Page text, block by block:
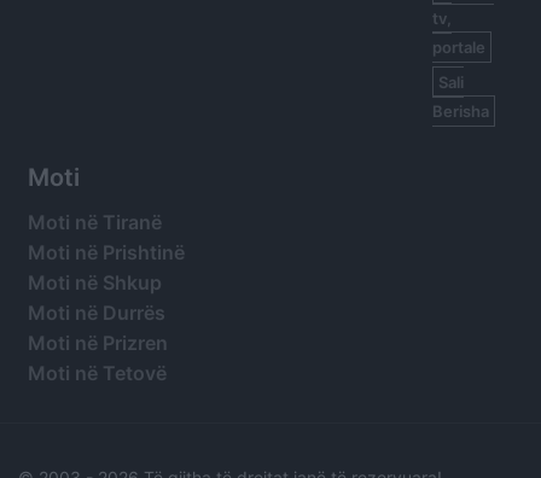
tv,
portale
Sali
Berisha
Moti
Moti në Tiranë
Moti në Prishtinë
Moti në Shkup
Moti në Durrës
Moti në Prizren
Moti në Tetovë